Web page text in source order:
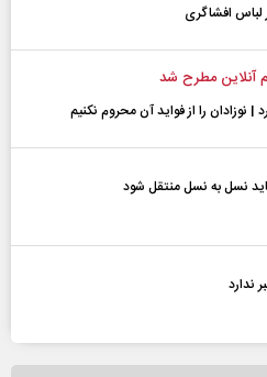
لباس افشاگری
آنلاین مطرح شد
| نوزادان را از فواید آن محروم نکنیم
نسل به نسل منتقل شود
ندارد